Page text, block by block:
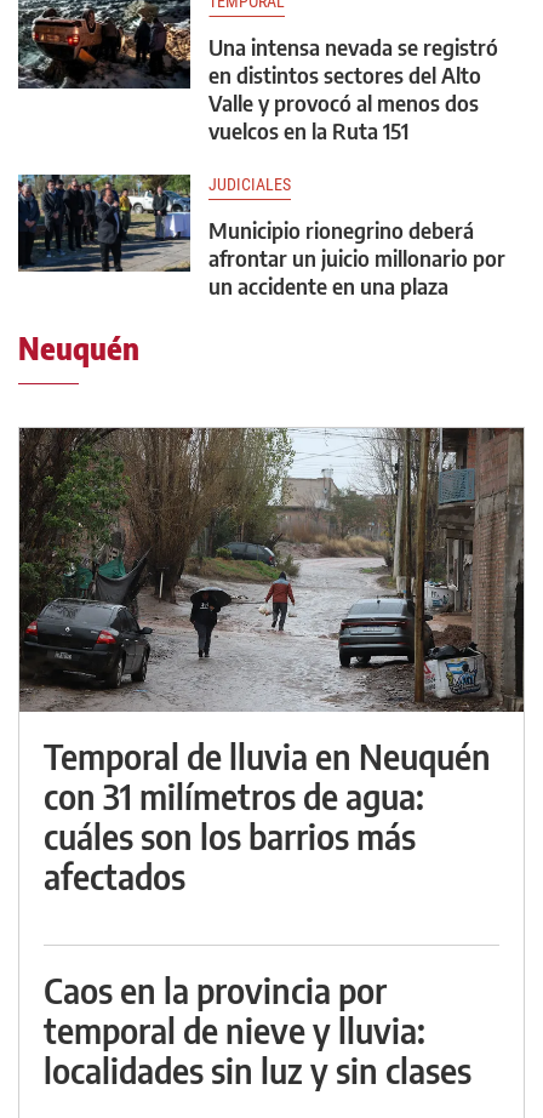
Una intensa nevada se registró
en distintos sectores del Alto
Valle y provocó al menos dos
vuelcos en la Ruta 151
JUDICIALES
Municipio rionegrino deberá
afrontar un juicio millonario por
un accidente en una plaza
Neuquén
Temporal de lluvia en Neuquén
con 31 milímetros de agua:
cuáles son los barrios más
afectados
Caos en la provincia por
temporal de nieve y lluvia:
localidades sin luz y sin clases